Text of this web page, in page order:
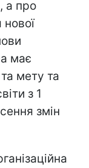
а про
має
мету та
з 1
змін